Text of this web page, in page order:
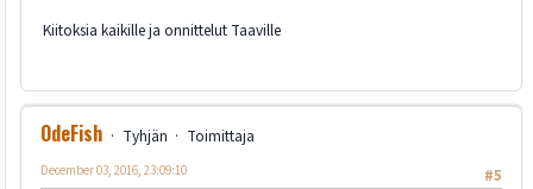
Kiitoksia kaikille ja onnittelut Taaville
OdeFish Tyhjän
Toimittaja
#5
December 03, 2016, 23:09:10